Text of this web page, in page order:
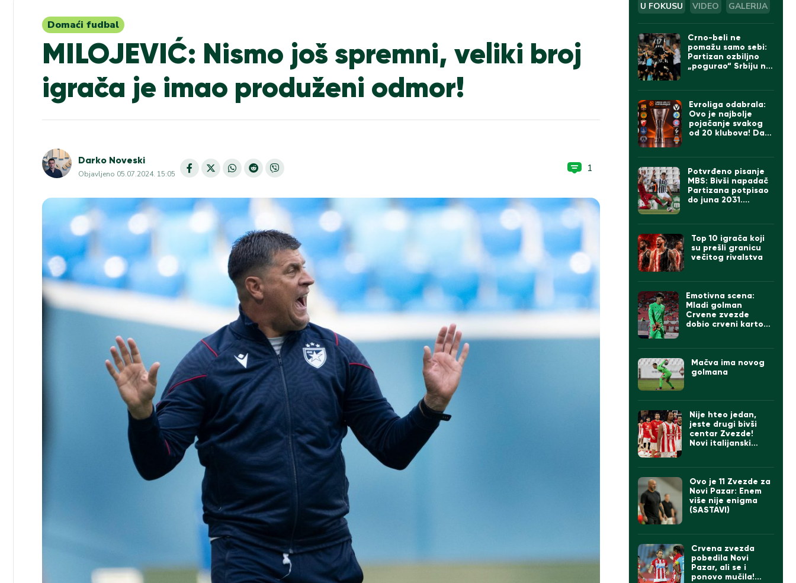
Domaći fudbal
MILOJEVIĆ: Nismo još spremni, veliki broj
igrača je imao produženi odmor!
Darko Noveski
Objavljeno 05.07.2024. 15:05 1
U FOKUSU VIDEO GALERIJA
Crno-beli ne
pomažu samo sebi:
Partizan ozbiljno
„pogurao“ Srbiju na
Evroliga odabrala:
Ovo je najbolje
pojačanje svakog
od 20 klubova! Da li
Potvrđeno pisanje
MBS: Bivši napadač
Partizana potpisao
do juna 2031.
Top 10 igrača koji
su prešli granicu
večitog rivalstva
Emotivna scena:
Mladi golman
Crvene zvezde
dobio crveni karton,
Mačva ima novog
golmana
Nije hteo jedan,
jeste drugi bivši
centar Zvezde!
Novi italijanski
Ovo je 11 Zvezde za
Novi Pazar: Enem
više nije enigma
(SASTAVI)
Crvena zvezda
pobedila Novi
Pazar, ali se i
ponovo mučila!